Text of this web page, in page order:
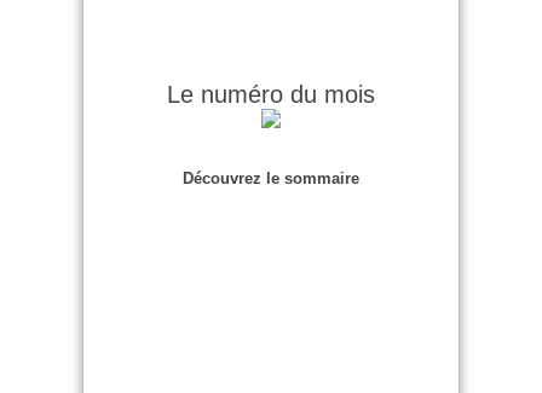
Le numéro du mois
Découvrez le sommaire